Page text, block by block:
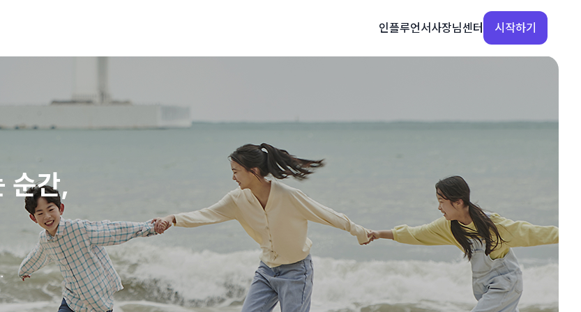
인플루언서사장님센터 시작하기
사장님센터
순간,